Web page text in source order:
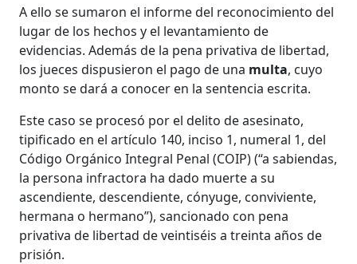
A ello se sumaron el informe del reconocimiento del
lugar de los hechos y el levantamiento de
evidencias. Además de la pena privativa de libertad,
los jueces dispusieron el pago de una multa, cuyo
monto se dará a conocer en la sentencia escrita.
Este caso se procesó por el delito de asesinato,
tipificado en el artículo 140, inciso 1, numeral 1, del
Código Orgánico Integral Penal (COIP) (“a sabiendas,
la persona infractora ha dado muerte a su
ascendiente, descendiente, cónyuge, conviviente,
hermana o hermano”), sancionado con pena
privativa de libertad de veintiséis a treinta años de
prisión.